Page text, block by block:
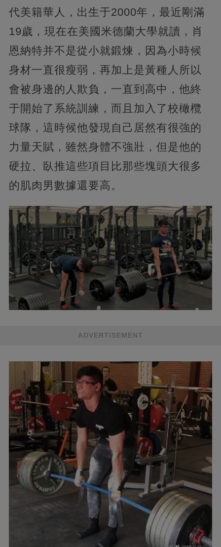
代美籍華人，出生于2000年，最近剛滿
19歲，現在在美國米德蘭大學就讀，肖
恩納特并不是從小就鍛煉，因為小時候
身材一直很瘦弱，再加上是黃種人所以
會被身邊的人欺負，一直到高中，他終
于開始了系統訓練，而且加入了校橄欖
球隊，這時候他發現自己居然有很強的
力量天賦，雖然身體不強壯，但是他的
硬拉、臥推這些項目比那些塊頭大很多
的肌肉男數據還要高。
ADVERTISEMENT